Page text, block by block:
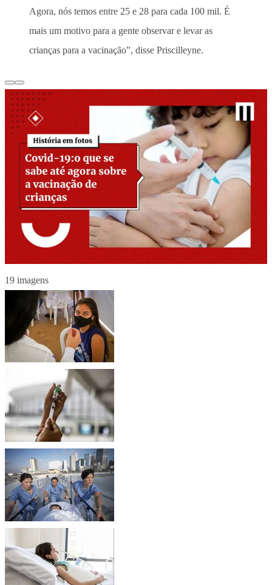
Agora, nós temos entre 25 e 28 para cada 100 mil. É
mais um motivo para a gente observar e levar as
crianças para a vacinação”, disse Priscilleyne.
19 imagens